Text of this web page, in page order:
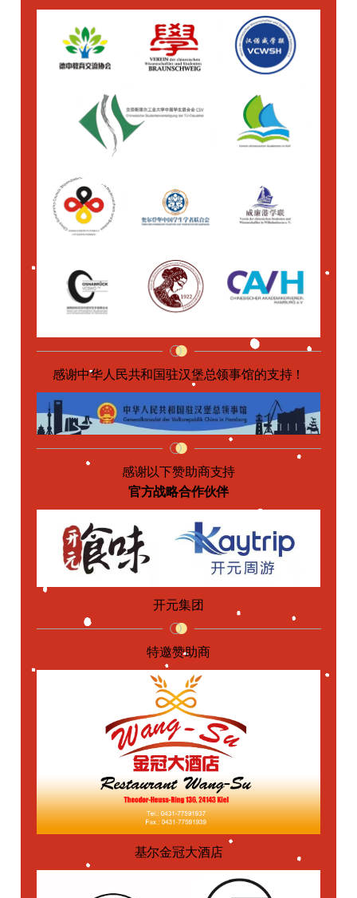
感谢中华人民共和国驻汉堡总领事馆的支持！
感谢以下赞助商支持
官方战略合作伙伴
开元集团
特邀赞助商
基尔金冠大酒店